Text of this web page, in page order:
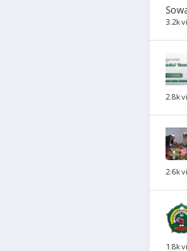
3.2k
2.8k
2.6k
1.8k